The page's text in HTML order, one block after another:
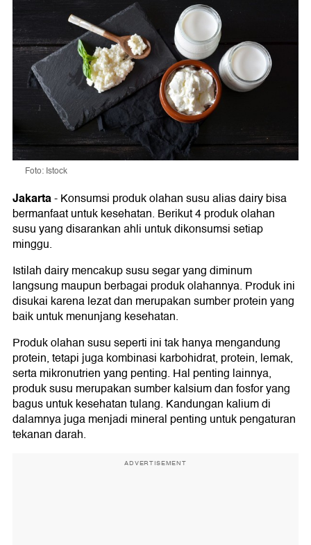
Foto: Istock
Jakarta-Konsumsi produk olahan susu alias dairy bisa
bermanfaat untuk kesehatan. Berikut 4 produk olahan
susu yang disarankan ahli untuk dikonsumsi setiap
minggu.
Istilah dairy mencakup susu segar yang diminum
langsung maupun berbagai produk olahannya. Produk ini
disukai karena lezat dan merupakan sumber protein yang
baik untuk menunjang kesehatan.
Produk olahan susu seperti ini tak hanya mengandung
protein, tetapi juga kombinasi karbohidrat, protein, lemak,
serta mikronutrien yang penting. Hal penting lainnya,
produk susu merupakan sumber kalsium dan fosfor yang
bagus untuk kesehatan tulang. Kandungan kalium di
dalamnya juga menjadi mineral penting untuk pengaturan
tekanan darah.
ADVERTISEMENT